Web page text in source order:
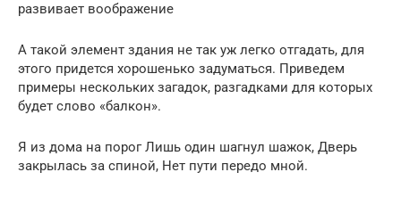
развивает воображение
А такой элемент здания не так уж легко отгадать, для
этого придется хорошенько задуматься. Приведем
примеры нескольких загадок, разгадками для которых
будет слово «балкон».
Я из дома на порог Лишь один шагнул шажок, Дверь
закрылась за спиной, Нет пути передо мной.